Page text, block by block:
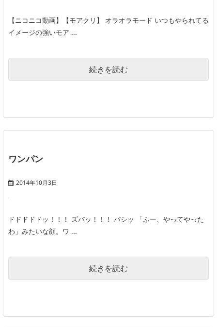
【ニコニコ動画】【モアクリ】 オラオラモード いつもやられてる
イメージの強いモア ...
続きを読む
ワンパン
2014年10月3日
ドドドドドッ！！！ ズバッ！！！ パシッ 「ふー、やってやった
わ」みたいな顔。ワ ...
続きを読む